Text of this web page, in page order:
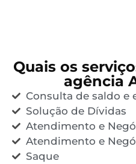
Quais os
agência
Consulta de saldo e
Solução de Dívidas
Atendimento e
Atendimento e
Saque